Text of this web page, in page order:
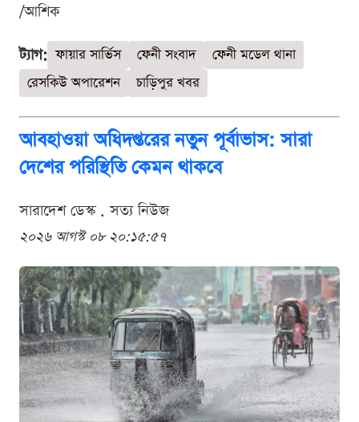
/আশিক
ট্যাগ: ফায়ার সার্ভিস ফেনী সংবাদ
ফেনী মডেল থানা
রেসকিউ অপারেশন
চাড়িপুর খবর
আবহাওয়া অধিদপ্তরের নতুন পূর্বাভাস: সারা
দেশের পরিস্থিতি কেমন থাকবে
সারাদেশ ডেস্ক . সত্য নিউজ
২০২৬ আগস্ট ০৮ ২০:১৫:৫৭